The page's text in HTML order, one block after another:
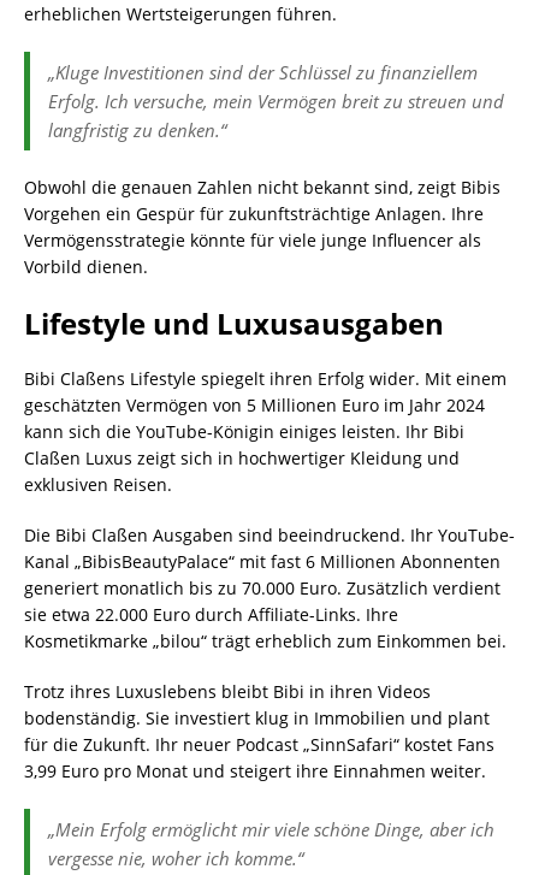
erheblichen Wertsteigerungen führen.
„Kluge Investitionen sind der Schlüssel zu finanziellem
Erfolg. Ich versuche, mein Vermögen breit zu streuen und
langfristig zu denken.“
Obwohl die genauen Zahlen nicht bekannt sind, zeigt Bibis
Vorgehen ein Gespür für zukunftsträchtige Anlagen. Ihre
Vermögensstrategie könnte für viele junge Influencer als
Vorbild dienen.
Lifestyle und Luxusausgaben
Bibi Claßens Lifestyle spiegelt ihren Erfolg wider. Mit einem
geschätzten Vermögen von 5 Millionen Euro im Jahr 2024
kann sich die YouTube-Königin einiges leisten. Ihr Bibi
Claßen Luxus zeigt sich in hochwertiger Kleidung und
exklusiven Reisen.
Die Bibi Claßen Ausgaben sind beeindruckend. Ihr YouTube-
Kanal „BibisBeautyPalace“ mit fast 6 Millionen Abonnenten
generiert monatlich bis zu 70.000 Euro. Zusätzlich verdient
sie etwa 22.000 Euro durch Affiliate-Links. Ihre
Kosmetikmarke „bilou“ trägt erheblich zum Einkommen bei.
Trotz ihres Luxuslebens bleibt Bibi in ihren Videos
bodenständig. Sie investiert klug in Immobilien und plant
für die Zukunft. Ihr neuer Podcast „SinnSafari“ kostet Fans
3,99 Euro pro Monat und steigert ihre Einnahmen weiter.
„Mein Erfolg ermöglicht mir viele schöne Dinge, aber ich
vergesse nie, woher ich komme.“